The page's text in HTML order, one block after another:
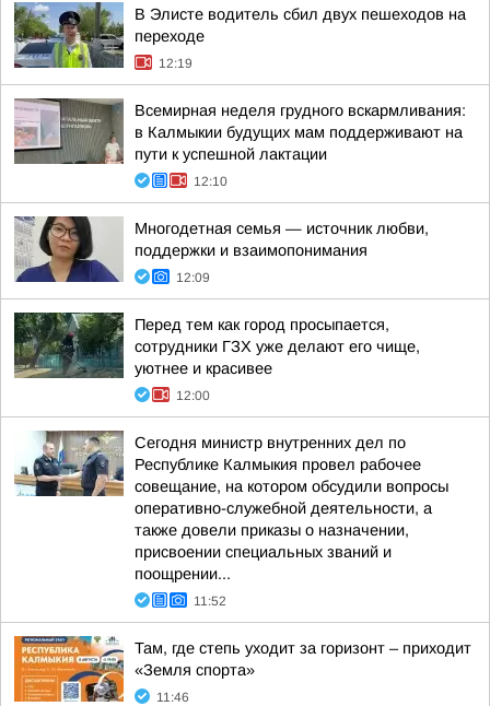
В Элисте водитель сбил двух пешеходов на
переходе
12:19
Всемирная неделя грудного вскармливания:
в Калмыкии будущих мам поддерживают на
пути к успешной лактации
12:10
Многодетная семья — источник любви,
поддержки и взаимопонимания
12:09
Перед тем как город просыпается,
сотрудники ГЗХ уже делают его чище,
уютнее и красивее
12:00
Сегодня министр внутренних дел по
Республике Калмыкия провел рабочее
совещание, на котором обсудили вопросы
оперативно-служебной деятельности, а
также довели приказы о назначении,
присвоении специальных званий и
поощрении...
11:52
Там, где степь уходит за горизонт – приходит
«Земля спорта»
11:46